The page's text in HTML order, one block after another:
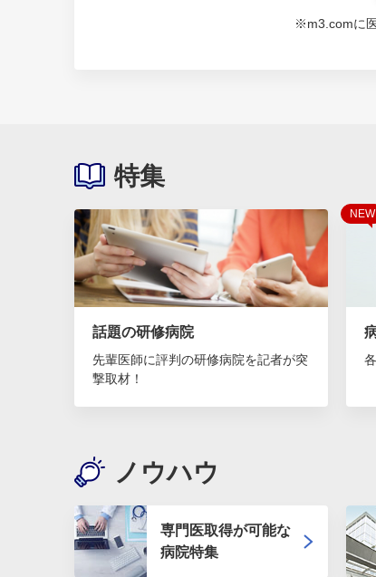
※m3.comに
特集
話題の研修病院
先輩医師に評判の研修病院を記者が突
撃取材！
NEW
ノウハウ
専門医取得が可能な
病院特集